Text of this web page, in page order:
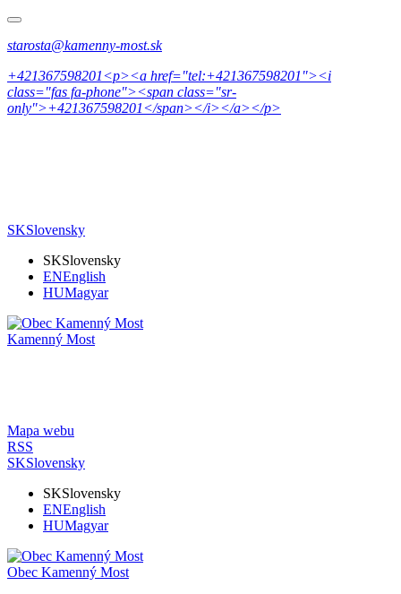
starosta@kamenny-most.sk
+421367598201<p><a href="tel:+421367598201"><i
class="fas fa-phone"><span class="sr-
only">+421367598201</span></i></a></p>
SKSlovensky
SKSlovensky
ENEnglish
HUMagyar
Kamenný Most
Mapa webu
RSS
SKSlovensky
SKSlovensky
ENEnglish
HUMagyar
Obec Kamenný Most